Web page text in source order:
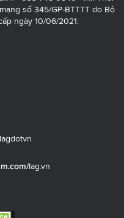
số 345/GP-BTTTT do Bộ
ngày 10/06/2021.
lagdotvn
lag.vn